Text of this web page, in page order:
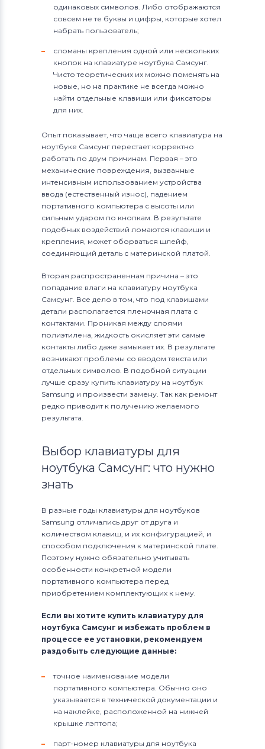
одинаковых символов. Либо отображаются
совсем не те буквы и цифры, которые хотел
набрать пользователь;
сломаны крепления одной или нескольких
кнопок на клавиатуре ноутбука Самсунг.
Чисто теоретических их можно поменять на
новые, но на практике не всегда можно
найти отдельные клавиши или фиксаторы
для них.
Опыт показывает, что чаще всего клавиатура на
ноутбуке Самсунг перестает корректно
работать по двум причинам. Первая – это
механические повреждения, вызванные
интенсивным использованием устройства
ввода (естественный износ), падением
портативного компьютера с высоты или
сильным ударом по кнопкам. В результате
подобных воздействий ломаются клавиши и
крепления, может оборваться шлейф,
соединяющий деталь с материнской платой.
Вторая распространенная причина – это
попадание влаги на клавиатуру ноутбука
Самсунг. Все дело в том, что под клавишами
детали располагается пленочная плата с
контактами. Проникая между слоями
полиэтилена, жидкость окисляет эти самые
контакты либо даже замыкает их. В результате
возникают проблемы со вводом текста или
отдельных символов. В подобной ситуации
лучше сразу купить клавиатуру на ноутбук
Samsung и произвести замену. Так как ремонт
редко приводит к получению желаемого
результата.
Выбор клавиатуры для
ноутбука Самсунг: что нужно
знать
В разные годы клавиатуры для ноутбуков
Samsung отличались друг от друга и
количеством клавиш, и их конфигурацией, и
способом подключения к материнской плате.
Поэтому нужно обязательно учитывать
особенности конкретной модели
портативного компьютера перед
приобретением комплектующих к нему.
Если вы хотите купить клавиатуру для
ноутбука Самсунг и избежать проблем в
процессе ее установки, рекомендуем
раздобыть следующие данные:
точное наименование модели
портативного компьютера. Обычно оно
указывается в технической документации и
на наклейке, расположенной на нижней
крышке лэптопа;
парт-номер клавиатуры для ноутбука